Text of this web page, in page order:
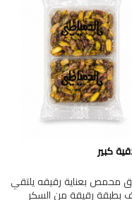
كبير
محمص بعناية رقيقه يلتقي
بطبقة رقيقة من السكر